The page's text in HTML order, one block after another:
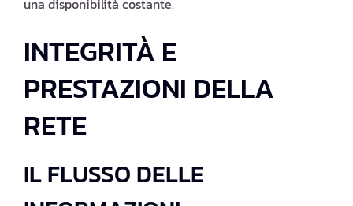
una disponibilità costante.
INTEGRITÀ E
PRESTAZIONI DELLA
RETE
IL FLUSSO DELLE